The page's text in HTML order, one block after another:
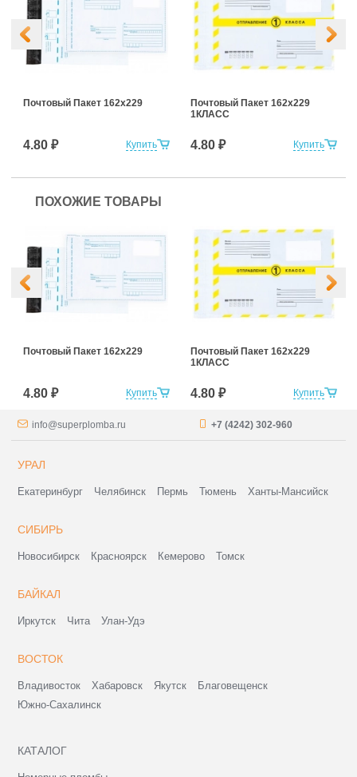
Купить
Почтовый Пакет 162х229
4.80 ₽ Купить
Почтовый Пакет 162х229
1КЛАСС
4.80 ₽
ПОХОЖИЕ ТОВАРЫ
Купить
Почтовый Пакет 162х229
4.80 ₽ Купить
Почтовый Пакет 162х229
1КЛАСС
4.80 ₽
info@superplomba.ru +7 (4242) 302-960
УРАЛ
Екатеринбург Челябинск Пермь Тюмень Ханты-Мансийск
СИБИРЬ
Новосибирск Красноярск Кемерово Томск
БАЙКАЛ
Иркутск Чита Улан-Удэ
ВОСТОК
Владивосток Хабаровск Якутск
Благовещенск
Южно-Сахалинск
КАТАЛОГ